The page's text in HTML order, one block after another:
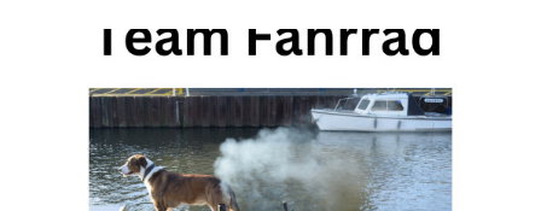
Strafe sind definierte Begriffe und keine
Einstellung.OB man Strafe bewusst
anwendet, ist eine Frage der M...